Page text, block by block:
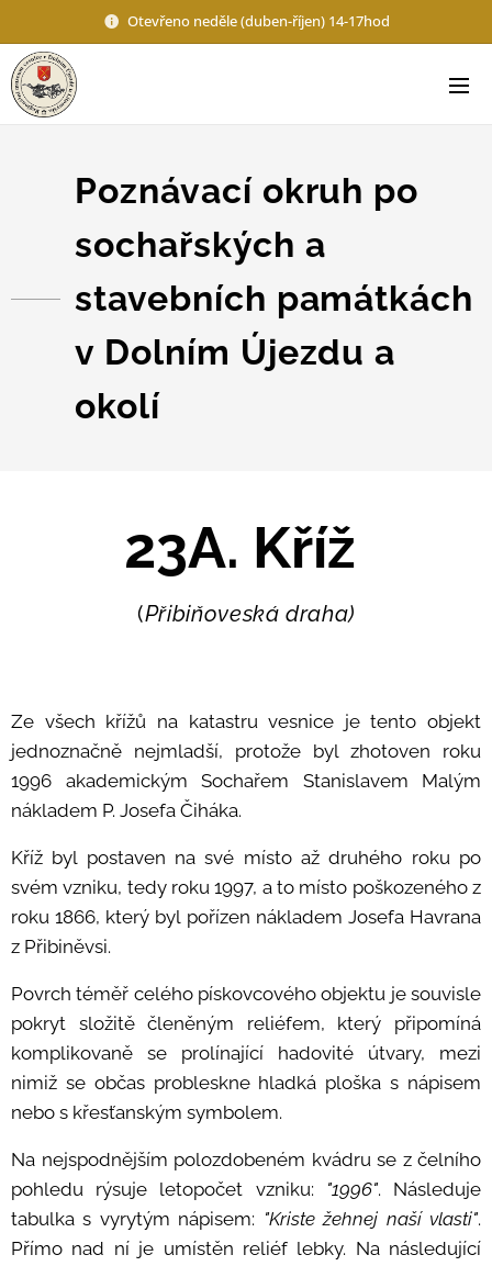
Otevřeno neděle (duben-říjen) 14-17hod
Poznávací okruh po
sochařských a
stavebních památkách
v Dolním Újezdu a
okolí
23A. Kříž
(Přibiňoveská draha)
Ze všech křížů na katastru vesnice je tento objekt
jednoznačně nejmladší, protože byl zhotoven roku
1996 akademickým Sochařem Stanislavem Malým
nákladem P. Josefa Čiháka.
Kříž byl postaven na své místo až druhého roku po
svém vzniku, tedy roku 1997, a to místo poškozeného z
roku 1866, který byl pořízen nákladem Josefa Havrana
z Přibiněvsi.
Povrch téměř celého pískovcového objektu je souvisle
pokryt složitě členěným reliéfem, který připomíná
komplikovaně se prolínající hadovité útvary, mezi
nimiž se občas probleskne hladká ploška s nápisem
nebo s křesťanským symbolem.
Na nejspodnějším polozdobeném kvádru se z čelního
pohledu rýsuje letopočet vzniku:
"1996". Následuje
tabulka s vyrytým nápisem: "Kriste žehnej naší vlasti".
Přímo nad ní je umístěn reliéf lebky. Na následující